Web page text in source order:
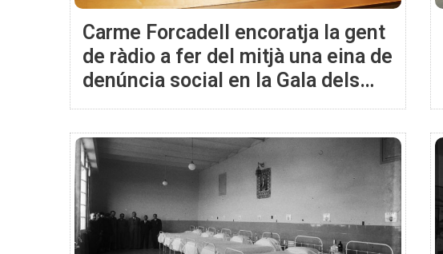
Carme Forcadell encoratja la gent
de ràdio a fer del mitjà una eina de
denúncia social en la Gala dels
16ns Premis Ràdio Associació